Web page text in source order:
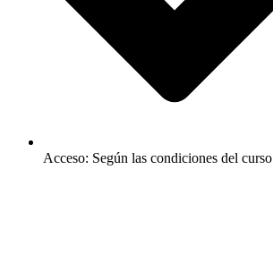
Acceso: Según las condiciones del curso